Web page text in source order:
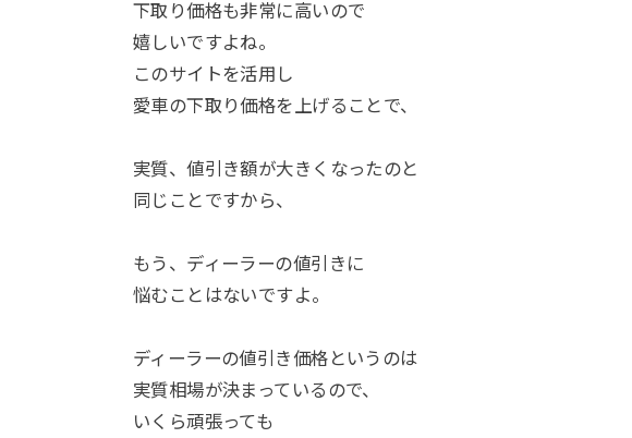
下取り価格も非常に高いので
嬉しいですよね。
このサイトを活用し
愛車の下取り価格を上げることで、
実質、値引き額が大きくなったのと
同じことですから、
もう、ディーラーの値引きに
悩むことはないですよ。
ディーラーの値引き価格というのは
実質相場が決まっているので、
いくら頑張っても